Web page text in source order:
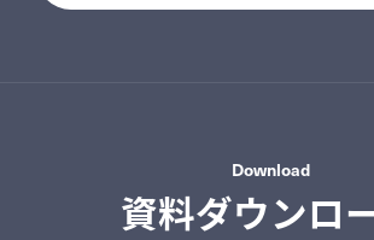
Download
資料ダウンロ